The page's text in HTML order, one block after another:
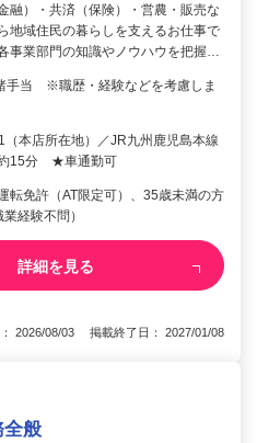
融）・共済（保険）・営農・販売な
地域住民の暮らしを支えるお仕事で
事業部門の知識やノウハウを把握…
手当 ※職歴・経験などを考慮しま
本店所在地）／JR九州鹿児島本線
約15分 ★車通勤可
転免許（AT限定可）、35歳未満の方
経験不問）
詳細を見る
2026/08/03 掲載終了日： 2027/01/08
全般